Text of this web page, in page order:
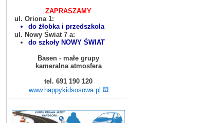
ZAPRASZAMY
ul. Oriona 1:
do żłobka i przedszkola
ul. Nowy Świat 7 a:
do szkoły NOWY ŚWIAT
Basen - małe grupy
kameralna atmosfera
tel. 691 190 120
www.happykidsosowa.pl